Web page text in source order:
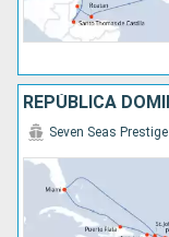
Seven Seas Prestige